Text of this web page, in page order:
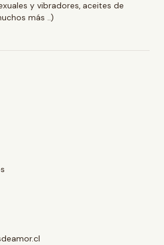
y vibradores, aceites de
más ..)